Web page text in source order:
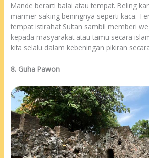
Mande berarti balai atau tempat. Beling
marmer saking beningnya seperti kaca.
tempat istirahat Sultan sambil memberi
kepada masyarakat atau tamu secara
kita selalu dalam kebeningan pikiran
8. Guha Pawon